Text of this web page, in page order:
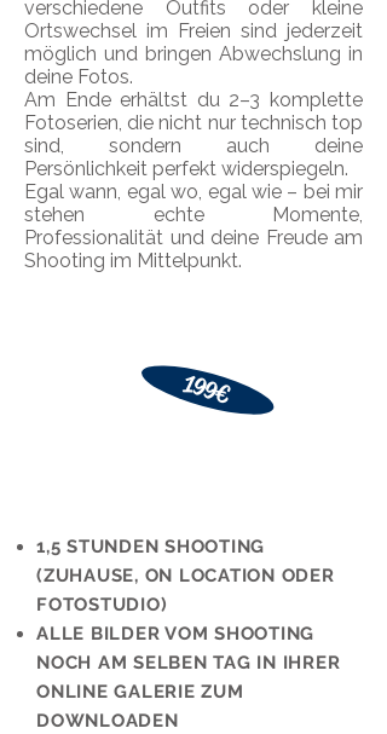
verschiedene Outfits oder kleine
Ortswechsel im Freien sind jederzeit
möglich und bringen Abwechslung in
deine Fotos.
Am Ende erhältst du 2–3 komplette
Fotoserien, die nicht nur technisch top
sind, sondern auch deine
Persönlichkeit perfekt widerspiegeln.
Egal wann, egal wo, egal wie – bei mir
stehen echte Momente,
Professionalität und deine Freude am
Shooting im Mittelpunkt.
199€
​1,5 STUNDEN SHOOTING
(ZUHAUSE, ON LOCATION ODER
FOTOSTUDIO)
ALLE BILDER VOM SHOOTING
NOCH AM SELBEN TAG IN IHRER
ONLINE GALERIE ZUM
DOWNLOADEN